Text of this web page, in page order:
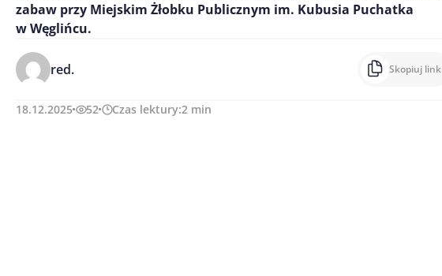
zabaw przy Miejskim Żłobku Publicznym im. Kubusia Puchatka
w Węglińcu.
red. Skopiuj link
18.12.2025 52 Czas lektury:2 min